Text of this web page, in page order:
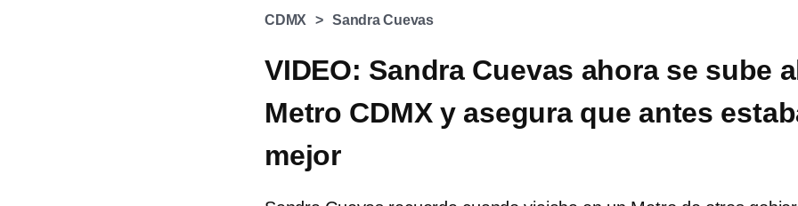
CDMX Sandra Cuevas
VIDEO: Sandra Cuevas ahora se sube
Metro CDMX y asegura que antes
mejor